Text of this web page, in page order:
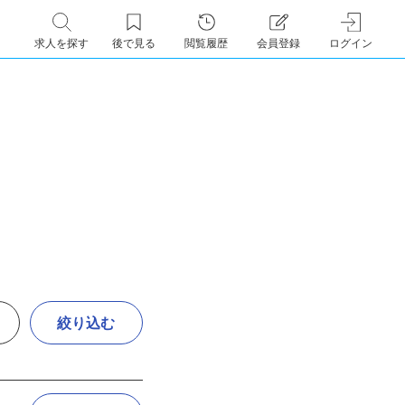
求人を探す 後で見る 閲覧履歴 会員登録 ログイン
絞り込む